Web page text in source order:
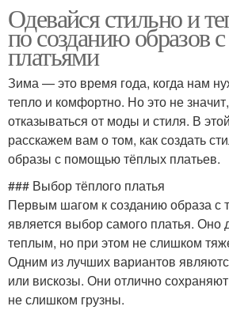
Одевайся стильно и
по созданию образов
платьями
Зима — это время года, когда нам
тепло и комфортно. Но это не
отказываться от моды и стиля. В
расскажем вам о том, как создать
образы с помощью тёплых платьев.
### Выбор тёплого платья
Первым шагом к созданию образа с
является выбор самого платья. Оно
теплым, но при этом не слишком
Одним из лучших вариантов
или вискозы. Они отлично
не слишком грузны.